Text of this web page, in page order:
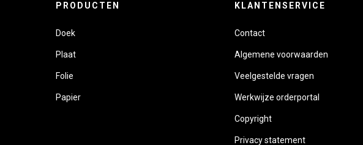
PRODUCTEN
Doek
Plaat
Folie
Papier
KLANTENSERVICE
Contact
Algemene voorwaarden
Veelgestelde vragen
Werkwijze orderportal
Copyright
Privacy statement